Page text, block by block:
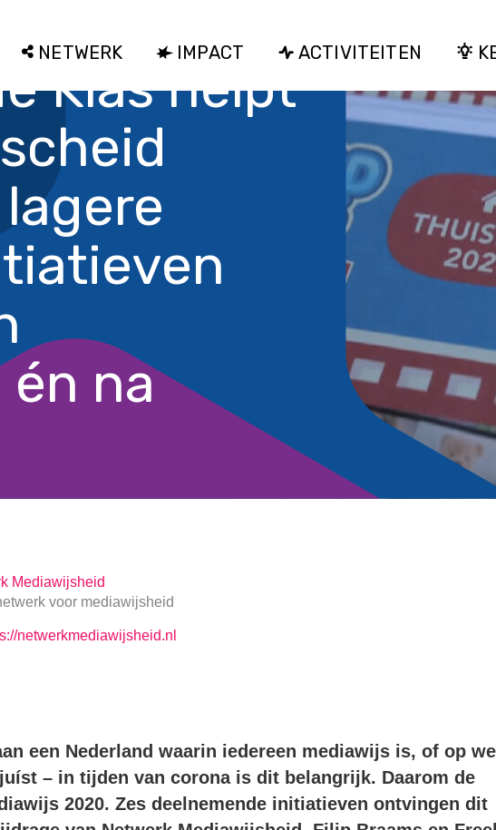
NETWERK IMPACT ACTIVITEITEN
Search
Klas helpt
na
Mediawijsheid
voor mediawijsheid
netwerkmediawijsheid.nl
een Nederland waarin iedereen mediawijs is, of op
– in tijden van corona is dit belangrijk. Daarom de
2020. Zes deelnemende initiatieven ontvingen dit